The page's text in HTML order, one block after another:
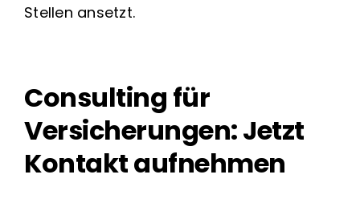
Stellen ansetzt.
Consulting für
Versicherungen: Jetzt
Kontakt aufnehmen